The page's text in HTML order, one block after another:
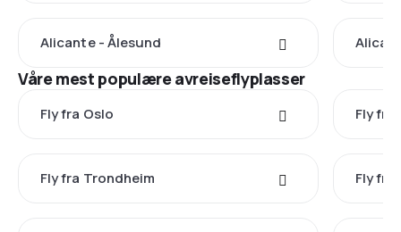
Alicante - Ålesund
Våre mest populære avreiseflyplasser
Fly fra Oslo Fly fra
Fly fra Trondheim Fly fra